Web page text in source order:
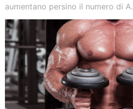
aumentano persino il numero di A.